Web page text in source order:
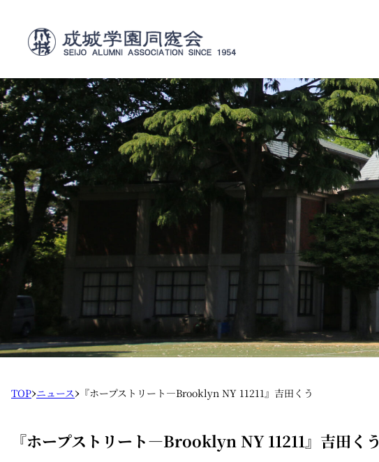
キ
ッ
プ
TOP›ニュース› 『ホープストリート―Brooklyn NY 11211』吉田くう
『ホープストリート―Brooklyn NY 11211』吉田くう